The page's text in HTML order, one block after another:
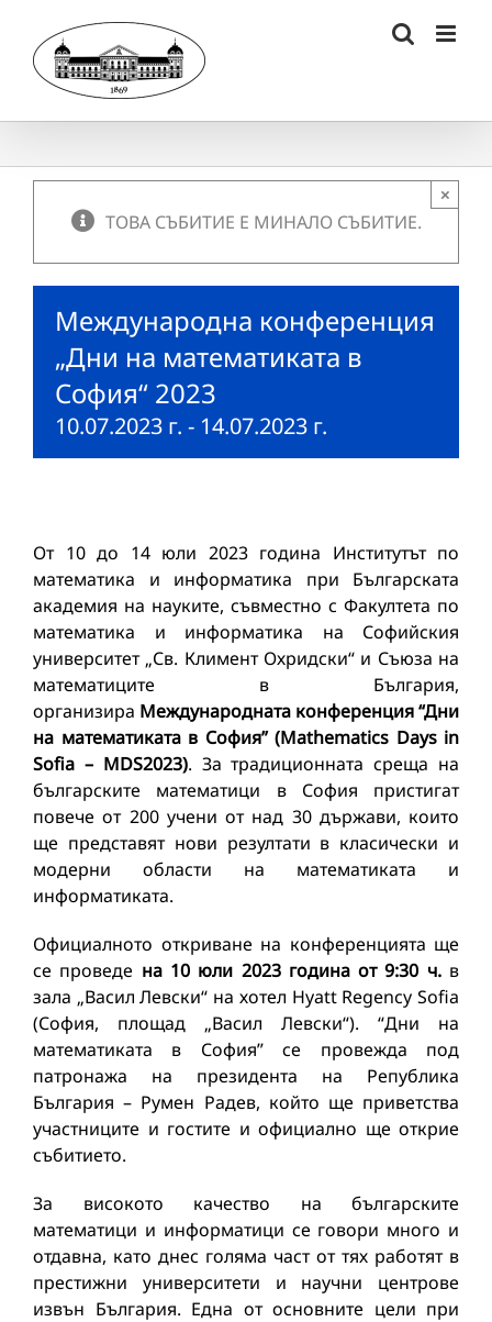
content
ТОВА СЪБИТИЕ Е МИНАЛО СЪБИТИЕ.
×
Международна конференция
„Дни на математиката в
София“ 2023
10.07.2023 г. - 14.07.2023 г.
От 10 до 14 юли 2023 година Институтът по
математика и информатика при Българската
академия на науките, съвместно с Факултета по
математика и информатика на Софийския
университет „Св. Климент Охридски“ и Съюза на
математиците в България,
организира Международната конференция “Дни
на математиката в София” (Mathematics Days in
Sofia – MDS2023). За традиционната среща на
българските математици в София пристигат
повече от 200 учени от над 30 държави, които
ще представят нови резултати в класически и
модерни области на математиката и
информатиката.
Официалното откриване на конференцията ще
се проведе на 10 юли 2023 година от 9:30 ч.в
зала „Васил Левски“ на хотел Hyatt Regency Sofia
(София, площад „Васил Левски“). “Дни на
математиката в София” се провежда под
патронажа на президента на Република
България – Румен Радев, който ще приветства
участниците и гостите и официално ще открие
събитието.
За високото качество на българските
математици и информатици се говори много и
отдавна, като днес голяма част от тях работят в
престижни университети и научни центрове
извън България. Една от основните цели при